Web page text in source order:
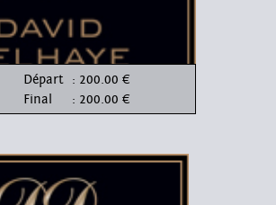
Départ : 200.00 €
Final
: 200.00 €